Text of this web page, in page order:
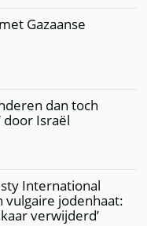
Gazaanse
dan toch
door Israël
International
vulgaire jodenhaat:
verwijderd’